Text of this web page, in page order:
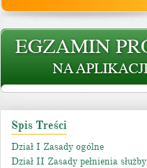
Spis Treści
Dział I Zasady ogólne
Dział II Zasady pełnienia służby